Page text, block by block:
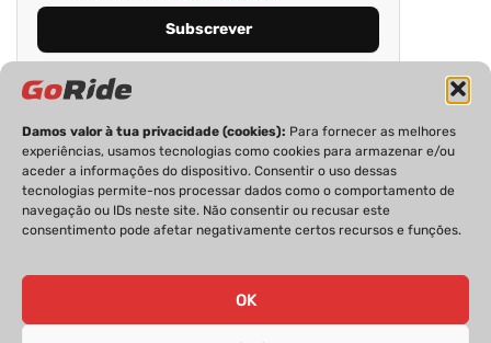
Damos valor à tua privacidade (cookies): Para fornecer as melhores
experiências, usamos tecnologias como cookies para armazenar e/ou
aceder a informações do dispositivo. Consentir o uso dessas
tecnologias permite-nos processar dados como o comportamento de
navegação ou IDs neste site. Não consentir ou recusar este
consentimento pode afetar negativamente certos recursos e funções.
OK
PRIVACIDADE FICHA TÉCNICA
ESTATUTO EDITORIAL